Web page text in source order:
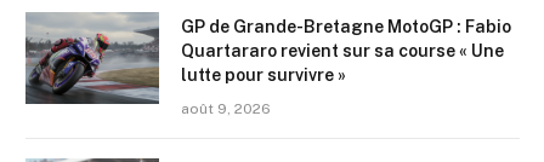
GP de Grande-Bretagne MotoGP : Fabio
Quartararo revient sur sa course « Une
lutte pour survivre »
août 9, 2026